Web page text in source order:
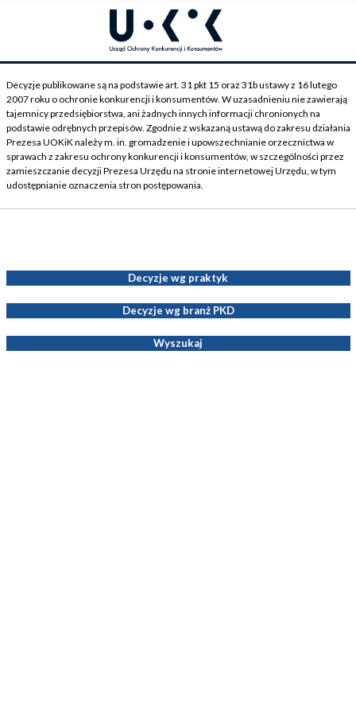
Decyzje publikowane są na podstawie art. 31 pkt 15 oraz 31b ustawy z 16 lutego
2007 roku o ochronie konkurencji i konsumentów. W uzasadnieniu nie zawierają
tajemnicy przedsiębiorstwa, ani żadnych innych informacji chronionych na
podstawie odrębnych przepisów. Zgodnie z wskazaną ustawą do zakresu działania
Prezesa UOKiK należy m. in. gromadzenie i upowszechnianie orzecznictwa w
sprawach z zakresu ochrony konkurencji i konsumentów, w szczególności przez
zamieszczanie decyzji Prezesa Urzędu na stronie internetowej Urzędu, w tym
udostępnianie oznaczenia stron postępowania.
Decyzje wg praktyk
Decyzje wg branż PKD
Wyszukaj